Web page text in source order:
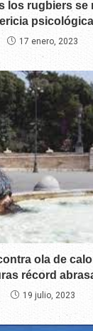
los rugbiers se
psicológica
17 enero, 2023
ola de
récord
19 julio, 2023